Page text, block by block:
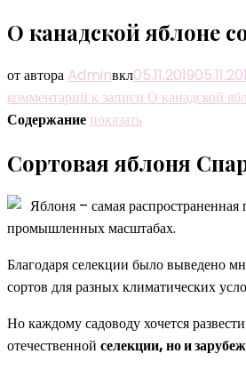
О канадской яблоне
от автора Adminвкл05.11.2019
комментарий к записи О канадской
Содержание показать
Сортовая яблоня
Яблоня – самая распространенная
промышленных масштабах.
Благодаря селекции было выведено
сортов для разных климатических
Но каждому садоводу хочется
отечественной селекции, но и